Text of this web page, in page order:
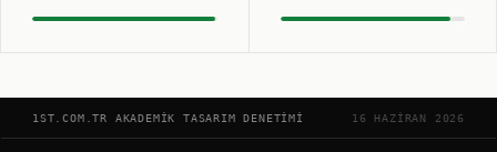
1ST.COM.TR AKADEMIK TASARIM DENETIMI 16 HAZIRAN 2026